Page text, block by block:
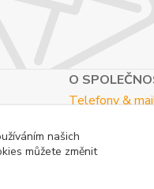
O
Telefony &
O nás
našich
můžete změnit